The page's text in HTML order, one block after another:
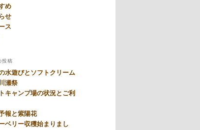
め
せ
ス
投稿
水遊びとソフトクリーム
瀬祭
キャンプ場の状況とご利
報と紫陽花
ベリー収穫始まりまし